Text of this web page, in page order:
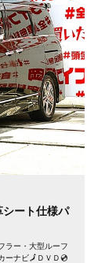
ート仕様パ
ラー・大型ルーフ
ーナビ🗾ＤＶＤ💿